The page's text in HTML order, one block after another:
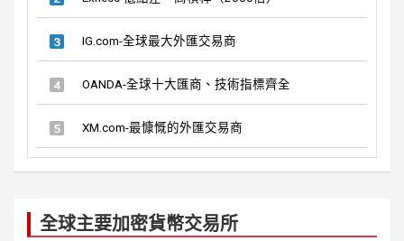
IG.com-全球最大外匯交易商
OANDA-全球十大匯商、技術指標齊全
XM.com-最慷慨的外匯交易商
全球主要加密貨幣交易所